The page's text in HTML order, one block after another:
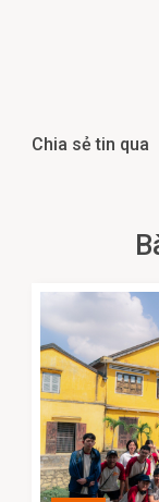
Chia sẻ tin qua